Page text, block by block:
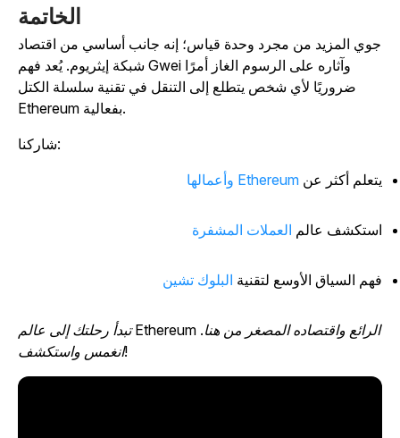
الخاتمة
المزيد من مجرد وحدة قياس؛ إنه جانب أساسي من اقتصاد
شبكة إيثريوم. يُعد فهم Gwei وآثاره على الرسوم الغاز أمرًا
ضروريًا لأي شخص يتطلع إلى التنقل في تقنية سلسلة الكتل
أكثر عن Ethereum وأعمالها
عالم العملات المشفرة
السياق الأوسع لتقنية البلوك تشين
تبدأ رحلتك إلى عالم Ethereum الرائع واقتصاده المصغر من هنا.